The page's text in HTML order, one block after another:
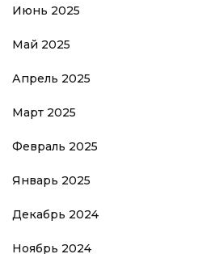
Июнь 2025
Май 2025
Апрель 2025
Март 2025
Февраль 2025
Январь 2025
Декабрь 2024
Ноябрь 2024